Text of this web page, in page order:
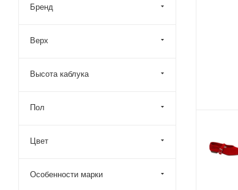
Бренд
Верх
Высота каблука
Пол
Цвет
Особенности марки